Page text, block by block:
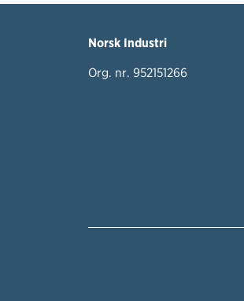
Norsk Industri
Org. nr. 952151266